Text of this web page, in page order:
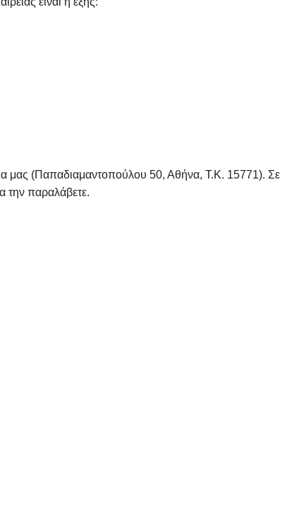
μας (Παπαδιαμαντοπούλου 50, Αθήνα, Τ.Κ. 15771). Σε
την παραλάβετε.